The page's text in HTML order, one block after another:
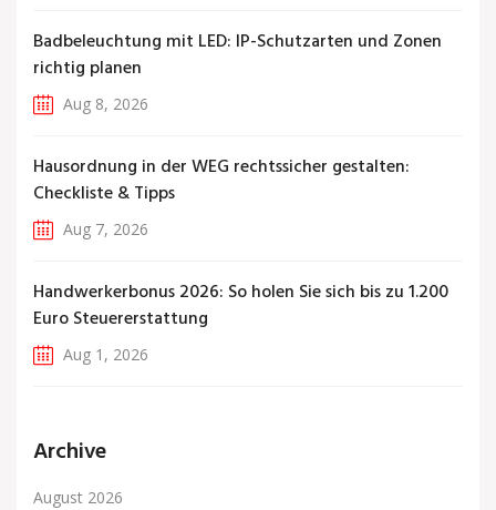
Badbeleuchtung mit LED: IP-Schutzarten und Zonen
richtig planen
Aug 8, 2026
Hausordnung in der WEG rechtssicher gestalten:
Checkliste & Tipps
Aug 7, 2026
Handwerkerbonus 2026: So holen Sie sich bis zu 1.200
Euro Steuererstattung
Aug 1, 2026
Archive
August 2026